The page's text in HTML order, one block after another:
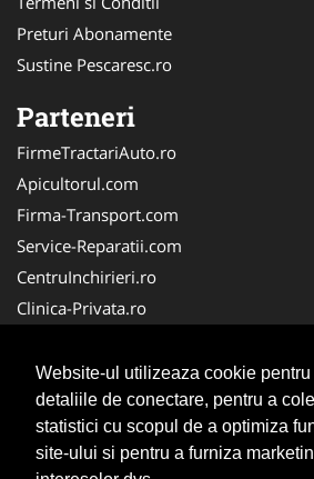
Website-ul utilizeaza cookie
detaliile de conectare, pentru a
statistici cu scopul de a optimiza
site-ului si pentru a furniza
Preturi Abonamente
Sustine Pescaresc.ro
Parteneri
FirmeTractariAuto.ro
Apicultorul.com
Firma-Transport.com
Service-Reparatii.com
CentruInchirieri.ro
Clinica-Privata.ro
Servicii-DDD.com
Birouri-Cadastru.ro
Centru-Copiere.ro
CramaVinuri.ro